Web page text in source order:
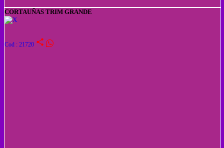
CORTAUÑAS TRIM GRANDE
Cod : 21720 share